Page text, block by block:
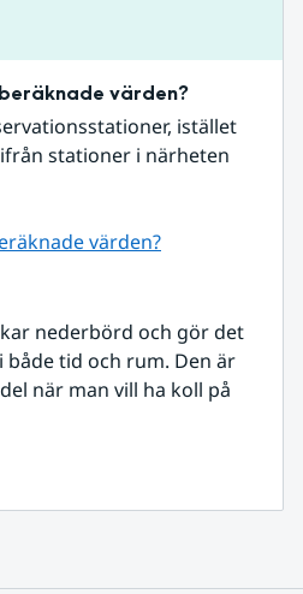
värden?
istället
stationer i närheten
värden?
nederbörd och gör det
tid och rum. Den är
när man vill ha koll på